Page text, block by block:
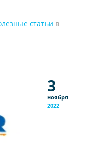
статьи в
3
ноября
2022